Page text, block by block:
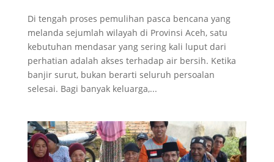
Di tengah proses pemulihan pasca bencana yang
melanda sejumlah wilayah di Provinsi Aceh, satu
kebutuhan mendasar yang sering kali luput dari
perhatian adalah akses terhadap air bersih. Ketika
banjir surut, bukan berarti seluruh persoalan
selesai. Bagi banyak keluarga,...